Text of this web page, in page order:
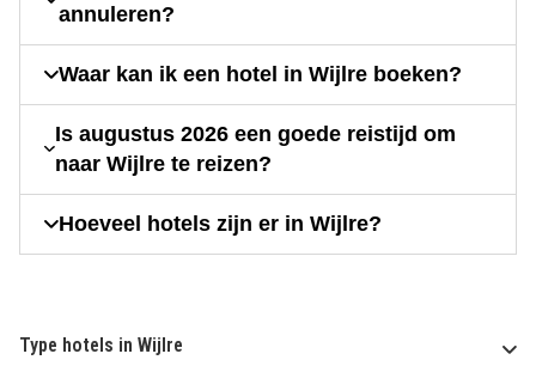
annuleren?
Waar kan ik een hotel in Wijlre boeken?
Is augustus 2026 een goede reistijd om
naar Wijlre te reizen?
Hoeveel hotels zijn er in Wijlre?
Type hotels in Wijlre